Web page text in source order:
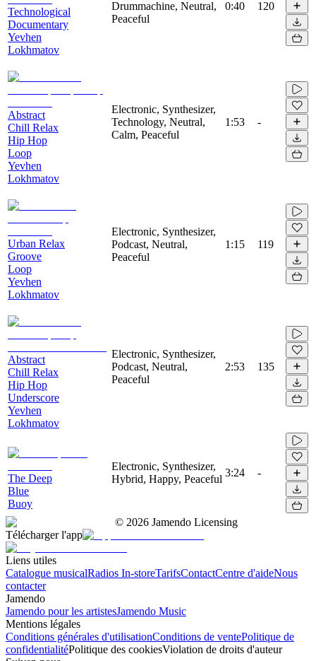
Technological
Documentary
Yevhen
Lokhmatov
Drummachine, Neutral,
Peaceful
0:40 120
Abstract
Chill Relax
Hip Hop
Loop
Yevhen
Lokhmatov
Electronic, Synthesizer,
Technology, Neutral,
Calm, Peaceful
1:53 -
Urban Relax
Groove
Loop
Yevhen
Lokhmatov
Electronic, Synthesizer,
Podcast, Neutral,
Peaceful
1:15 119
Abstract
Chill Relax
Hip Hop
Underscore
Yevhen
Lokhmatov
Electronic, Synthesizer,
Podcast, Neutral,
Peaceful
2:53 135
The Deep
Blue
Buoy
Electronic, Synthesizer,
Hybrid, Happy, Peaceful
3:24 -
© 2026 Jamendo Licensing
Télécharger l'app
Liens utiles
Catalogue musicalRadios In-storeTarifsContactCentre d'aideNous
contacter
Jamendo
Jamendo pour les artistesJamendo Music
Mentions légales
Conditions générales d'utilisationConditions de ventePolitique de
confidentialitéPolitique des cookiesViolation de droits d'auteur